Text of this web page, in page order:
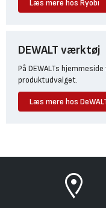
Læs mere hos Ryobi
DEWALT værktøj
På DEWALTs
produktudvalget.
Læs mere hos